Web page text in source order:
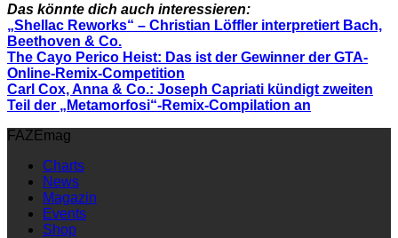
Das könnte dich auch interessieren:
„Shellac Reworks“ – Christian Löffler interpretiert Bach,
Beethoven & Co.
The Cayo Perico Heist: Das ist der Gewinner der GTA-
Online-Remix-Competition
Carl Cox, Anna & Co.: Joseph Capriati kündigt zweiten
Teil der „Metamorfosi“-Remix-Compilation an
FAZEmag
Charts
News
Magazin
Events
Shop